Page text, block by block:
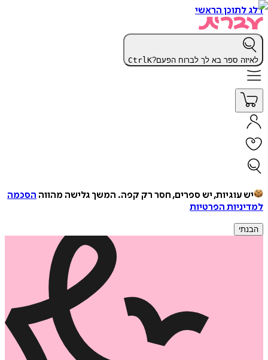
דלג לתוכן הראשי
לאיזה ספר בא לך לברוח הפעם? CtrlK
יש עוגיות, יש ספרים, חסר רק קפה. המשך גלישה מהווה הסכמה
למדיניות הפרטיות
הבנתי